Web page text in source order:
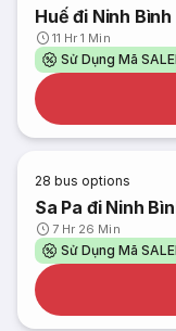
Huế đi Ninh Bình
11 Hr 1 Min
Sử Dụng Mã
28 bus options
Sa Pa đi Ninh
7 Hr 26 Min
Sử Dụng Mã